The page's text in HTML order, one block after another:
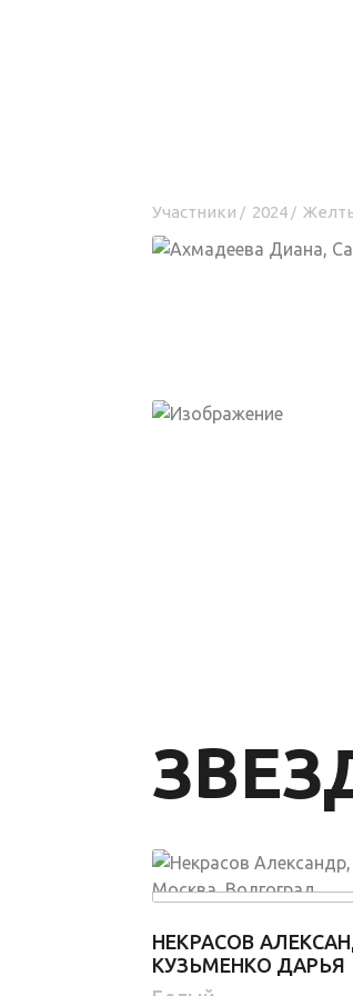
Участники / 2024 /
НЕКРАСОВ
КУЗЬМЕНКО ДАРЬЯ